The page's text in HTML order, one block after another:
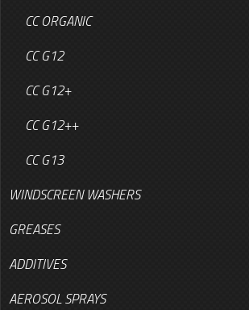
CC ORGANIC
CC G12
CC G12+
CC G12++
CC G13
WINDSCREEN WASHERS
GREASES
ADDITIVES
AEROSOL SPRAYS